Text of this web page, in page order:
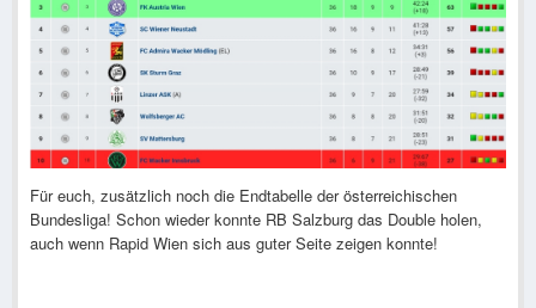
Für euch, zusätzlich noch die Endtabelle der österreichischen
Bundesliga! Schon wieder konnte RB Salzburg das Double holen,
auch wenn Rapid Wien sich aus guter Seite zeigen konnte!